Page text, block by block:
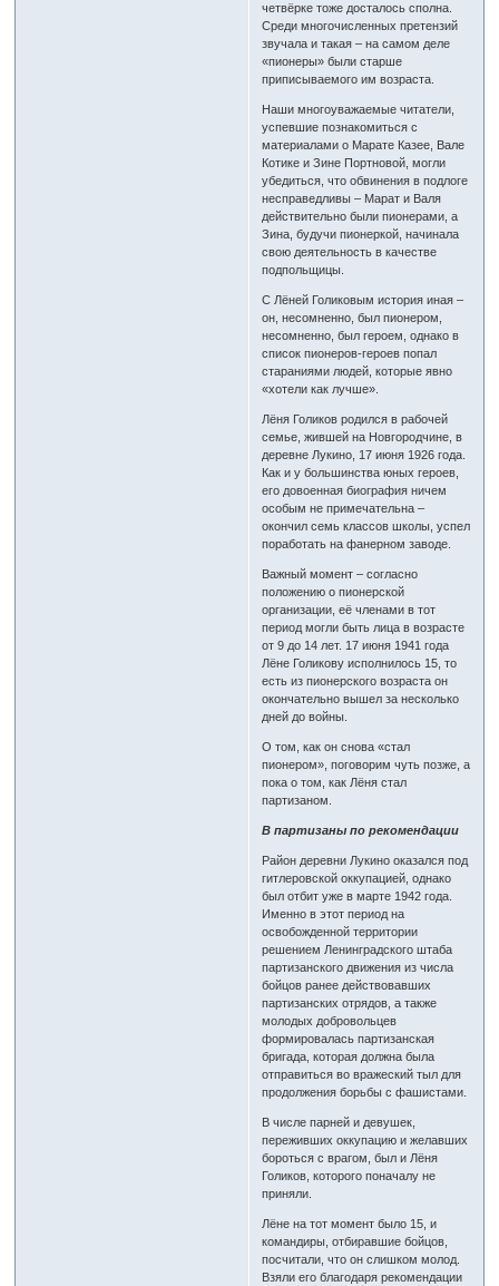
четвёрке тоже досталось сполна.
Среди многочисленных претензий
звучала и такая – на самом деле
«пионеры» были старше
приписываемого им возраста.
Наши многоуважаемые читатели,
успевшие познакомиться с
материалами о Марате Казее, Вале
Котике и Зине Портновой, могли
убедиться, что обвинения в подлоге
несправедливы – Марат и Валя
действительно были пионерами, а
Зина, будучи пионеркой, начинала
свою деятельность в качестве
подпольщицы.
С Лёней Голиковым история иная –
он, несомненно, был пионером,
несомненно, был героем, однако в
список пионеров-героев попал
стараниями людей, которые явно
«хотели как лучше».
Лёня Голиков родился в рабочей
семье, жившей на Новгородчине, в
деревне Лукино, 17 июня 1926 года.
Как и у большинства юных героев,
его довоенная биография ничем
особым не примечательна –
окончил семь классов школы, успел
поработать на фанерном заводе.
Важный момент – согласно
положению о пионерской
организации, её членами в тот
период могли быть лица в возрасте
от 9 до 14 лет. 17 июня 1941 года
Лёне Голикову исполнилось 15, то
есть из пионерского возраста он
окончательно вышел за несколько
дней до войны.
О том, как он снова «стал
пионером», поговорим чуть позже, а
пока о том, как Лёня стал
партизаном.
В партизаны по рекомендации
Район деревни Лукино оказался под
гитлеровской оккупацией, однако
был отбит уже в марте 1942 года.
Именно в этот период на
освобожденной территории
решением Ленинградского штаба
партизанского движения из числа
бойцов ранее действовавших
партизанских отрядов, а также
молодых добровольцев
формировалась партизанская
бригада, которая должна была
отправиться во вражеский тыл для
продолжения борьбы с фашистами.
В числе парней и девушек,
переживших оккупацию и желавших
бороться с врагом, был и Лёня
Голиков, которого поначалу не
приняли.
Лёне на тот момент было 15, и
командиры, отбиравшие бойцов,
посчитали, что он слишком молод.
Взяли его благодаря рекомендации